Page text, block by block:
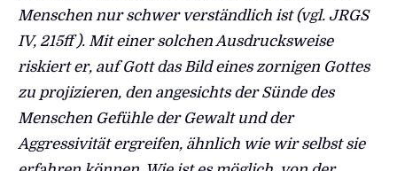
Menschen nur schwer verständlich ist (vgl. JRGS
IV, 215ff ). Mit einer solchen Ausdrucksweise
riskiert er, auf Gott das Bild eines zornigen Gottes
zu projizieren, den angesichts der Sünde des
Menschen Gefühle der Gewalt und der
Aggressivität ergreifen, ähnlich wie wir selbst sie